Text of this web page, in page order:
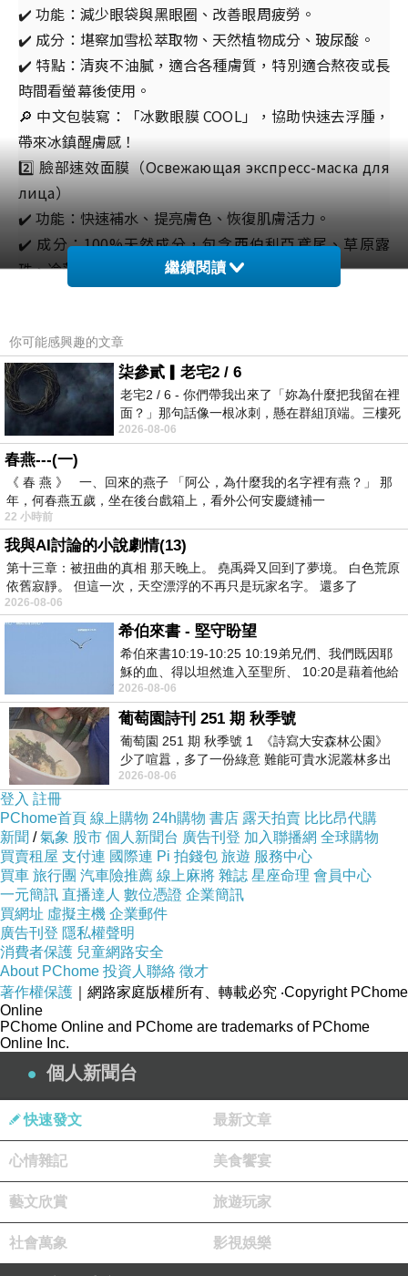
✔️ 功能：減少眼袋與黑眼圈、改善眼周疲勞。
✔️ 成分：堪察加雪松萃取物、天然植物成分、玻尿酸。
✔️ 特點：清爽不油膩，適合各種膚質，特別適合熬夜或長
時間看螢幕後使用。
🔎 中文包裝寫：「冰數眼膜 COOL」，協助快速去浮腫，
帶來冰鎮醒膚感！
2️⃣ 臉部速效面膜（Освежающая экспресс-маска для
лица）
✔️ 功能：快速補水、提亮膚色、恢復肌膚活力。
✔️ 成分：100%天然成分，包含西伯利亞鳶尾、草原露
珠、冷薄荷等。
✔️ 不含 SLS 與對羥基苯甲酸酯（Paraben-free），適合
🧓🏼【品牌背景】
「阿加菲奶奶的配方」是由俄羅斯一家知名天然美容品公
司 Pervoe Reshenie 推出的品牌。品牌形象以一位穿著
傳統服飾的西伯利亞老太太“阿加菲”為精神象徵，象徵
天然、手工與信賴。她的配方傳承自西伯利亞的藥草學與
自然療法，主打純天然、有機、無添加。
💬 他們的產品在歐洲、中亞、東亞都有銷售，尤其在韓國
與日本因為「草本×冰鎮×無添加」而成為小眾潮流品，
被許多美妝部落客推薦使用，也常出現在日韓網美或生活
VLOG 中 💻📷。
🎯 使用心得（真心推薦）
✅ 眼部凝膠質地非常清爽，冰冰涼涼的，敷在眼睛周圍有
立刻放鬆的感覺，消腫效果真的有感，早上急救神器！
✅ 面膜則有淡淡的草本清香，不會黏膩，敷個 5-10 分鐘
就能感受到皮膚變得清透柔嫩，很適合約會前、上妝前使
用。
🙌 整體 CP 值高，包裝設計也很有特色，金色與森林綠色
搭配起來有種 vintage 的高級感，讓人一用就愛上。
🔖
#BabushkaAgafya #Agafya奶奶配方 #天然護膚
俄羅斯美妝
#HerbalBeauty #冷感眼膜 #清爽面膜
西伯利亞力量
#바부쉬카아가피야
#허브케어
と繋がりたい
#러시아화장품
미인되자
#( ˘ ³˘)♥ #(≧ω≦) #(´∀｀*)ﾉ｡+ﾟ *｡
上一篇：【推薦美妝商品】Wheatbelt by Geologie Cosmetics 真的超好用
繼續閱讀
你可能感興趣的文章
柒參貳▎老宅2 / 6
老宅2 / 6 - 你們帶我出來了「妳為什麼把我留在裡
面？」那句話像一根冰刺，懸在群組頂端。三樓死
死盯著照片裡的人。那個人確實站在
2026-08-06
春燕---(一)
《 春 燕 》 一、回來的燕子 「阿公，為什麼我的名字裡有燕？」 那
年，何春燕五歲，坐在後台戲箱上，看外公何安慶縫補一
22 小時前
我與AI討論的小說劇情(13)
第十三章：被扭曲的真相 那天晚上。 堯禹舜又回到了夢境。 白色荒原
依舊寂靜。 但這一次，天空漂浮的不再只是玩家名字。 還多了
2026-08-06
希伯來書 - 堅守盼望
希伯來書10:19-10:25 10:19弟兄們、我們既因耶
穌的血、得以坦然進入至聖所、 10:20是藉着他給
我們開了一條又新又活的路從幔子經過
2026-08-06
葡萄園詩刊 251 期 秋季號
葡萄園 251 期 秋季號 1 《詩寫大安森林公園》
少了喧囂，多了一份綠意 難能可貴水泥叢林多出
一
2026-08-06
登入 註冊
PChome首頁 線上購物 24h購物 書店 露天拍賣 比比昂代購
新聞 /氣象 股市 個人新聞台 廣告刊登 加入聯播網 全球購物
買賣租屋 支付連 國際連 Pi 拍錢包 旅遊 服務中心
買車 旅行團 汽車險推薦 線上麻將 雜誌 星座命理 會員中心
一元簡訊 直播達人 數位憑證 企業簡訊
買網址 虛擬主機 企業郵件
廣告刊登 隱私權聲明
消費者保護 兒童網路安全
About PChome 投資人聯絡 徵才
著作權保護 ｜網路家庭版權所有、轉載必究 ‧Copyright PChome
Online
PChome Online and PChome are trademarks of PChome
Online Inc.
個人新聞台
快速發文 最新文章
心情雜記 美食饗宴
藝文欣賞 旅遊玩家
社會萬象 影視娛樂